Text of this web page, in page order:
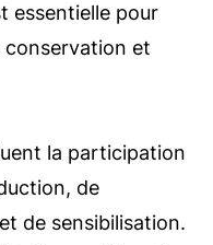
essentielle pour
conservation et
la participation
de
de sensibilisation.